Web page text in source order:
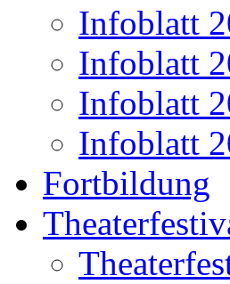
Infoblatt
Infoblatt
Infoblatt
Infoblatt
Fortbildung